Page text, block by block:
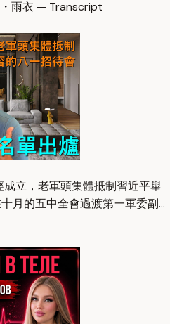
雨衣 — Transcript
立，老軍頭集體抵制習近平舉
月的五中全會過渡第一軍委副…